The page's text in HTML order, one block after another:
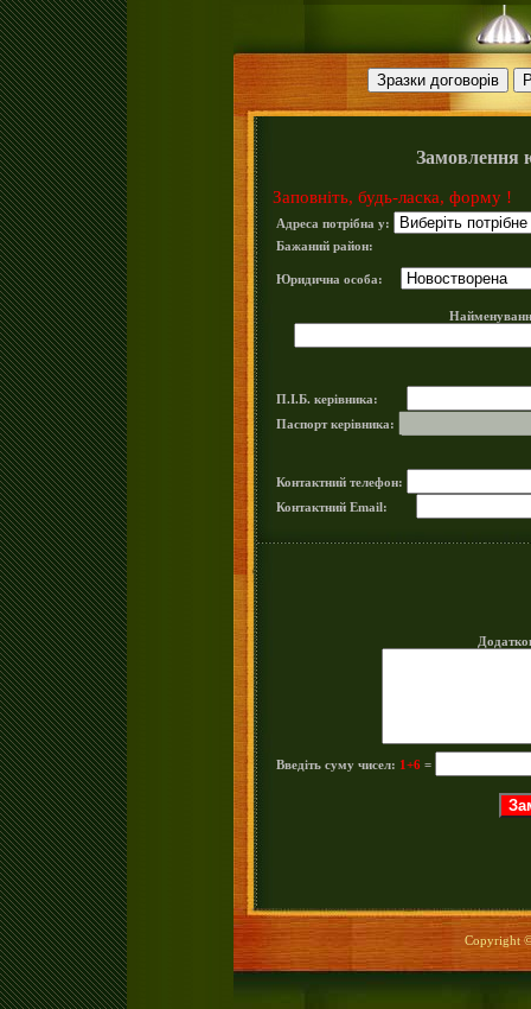
Замовлення
Заповніть, будь-ласка, форму !
Адреса потрібна у:
Бажаний район:
Юридична особа:
П.І.Б. керівника:
Паспорт керівника:
Контактний телефон:
Контактний Email:
Введіть суму чисел: 1+6 =
Copyright